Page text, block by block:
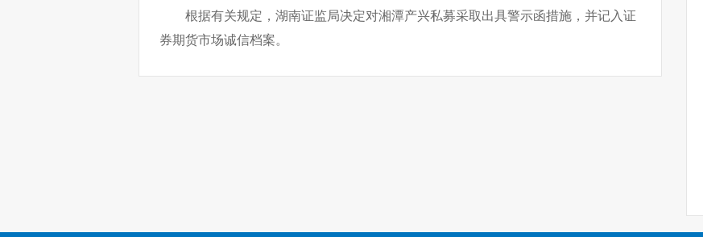
根据有关规定，湖南证监局决定对湘潭产兴私募采取出具警示函措施，并记入证
券期货市场诚信档案。